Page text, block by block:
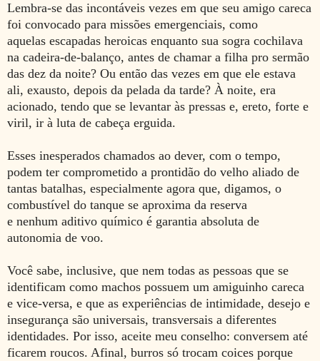
Lembra-se das incontáveis vezes em que seu amigo careca
foi convocado para missões emergenciais, como
aquelas escapadas heroicas enquanto sua sogra cochilava
na cadeira-de-balanço, antes de chamar a filha pro sermão
das dez da noite? Ou então das vezes em que ele estava
ali, exausto, depois da pelada da tarde? À noite, era
acionado, tendo que se levantar às pressas e, ereto, forte e
viril, ir à luta de cabeça erguida.
Esses inesperados chamados ao dever, com o tempo,
podem ter comprometido a prontidão do velho aliado de
tantas batalhas, especialmente agora que, digamos, o
combustível do tanque se aproxima da reserva
e nenhum aditivo químico é garantia absoluta de
autonomia de voo.
Você sabe, inclusive, que nem todas as pessoas que se
identificam como machos possuem um amiguinho careca
e vice-versa, e que as experiências de intimidade, desejo e
insegurança são universais, transversais a diferentes
identidades. Por isso, aceite meu conselho: conversem até
ficarem roucos. Afinal, burros só trocam coices porque